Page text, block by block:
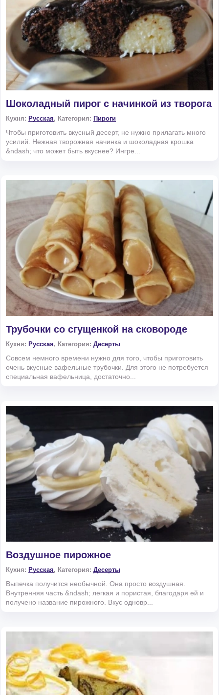
Шоколадный пирог с начинкой из творога
Кухня: Русская, Категория: Пироги
Чтобы приготовить вкусный десерт, не нужно прилагать много
усилий. Нежная творожная начинка и шоколадная крошка
&ndash; что может быть вкуснее? Ингре...
Трубочки со сгущенкой на сковороде
Кухня: Русская, Категория: Десерты
Совсем немного времени нужно для того, чтобы приготовить
очень вкусные вафельные трубочки. Для этого не потребуется
специальная вафельница, достаточно...
Воздушное пирожное
Кухня: Русская, Категория: Десерты
Выпечка получится необычной. Она просто воздушная.
Внутренняя часть &ndash; легкая и пористая, благодаря ей и
получено название пирожного. Вкус одновр...